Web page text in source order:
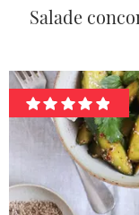
Salade